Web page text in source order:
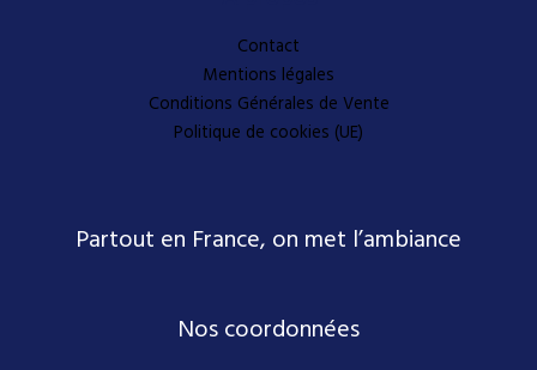
Contact
Mentions légales
Conditions Générales de Vente
Politique de cookies (UE)
Partout en France, on met l’ambiance
Nos coordonnées